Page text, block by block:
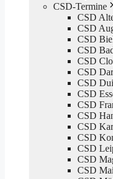
CSD-Termine
CSD
CSD
CSD
CSD
CSD
CSD
CSD
CSD
CSD
CSD
CSD
CSD
CSD
CSD
CSD